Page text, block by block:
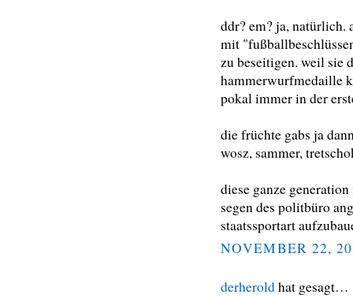
ddr? em? ja, natürlich.
mit
zu beseitigen. weil sie
hammerwurfmedaille
pokal immer in der
die früchte gabs ja
wosz, sammer,
diese ganze
segen des politbüro
staatssportart
NOVEMBER 22,
derheroldhat gesagt…